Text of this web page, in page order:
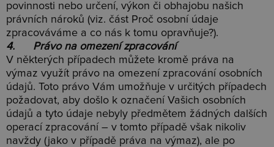
povinnosti nebo určení, výkon či obhajobu našich
právních nároků (viz. část Proč osobní údaje
zpracováváme a co nás k tomu opravňuje?).
4. Právo na omezení zpracování
V některých případech můžete kromě práva na
výmaz využít právo na omezení zpracování osobních
údajů. Toto právo Vám umožňuje v určitých případech
požadovat, aby došlo k označení Vašich osobních
údajů a tyto údaje nebyly předmětem žádných dalších
operací zpracování – v tomto případě však nikoliv
navždy (jako v případě práva na výmaz), ale po